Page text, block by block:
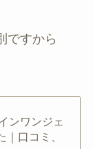
ですから
ンワンジェ
口コミ、